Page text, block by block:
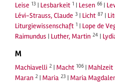
Leise 13 | Lesbarkeit 1 | Lesen 66 |
Lévi-Strauss, Claude 3 | Licht 87 |
Liturgiewissenschaft 1 | Lope de
Raimundus | Luther, Martin 24 |
M
Machiavelli 2 | Macht 106 | Mahlzeit
Maran 2 | Maria 23 | Maria